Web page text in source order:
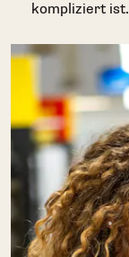
kompliziert